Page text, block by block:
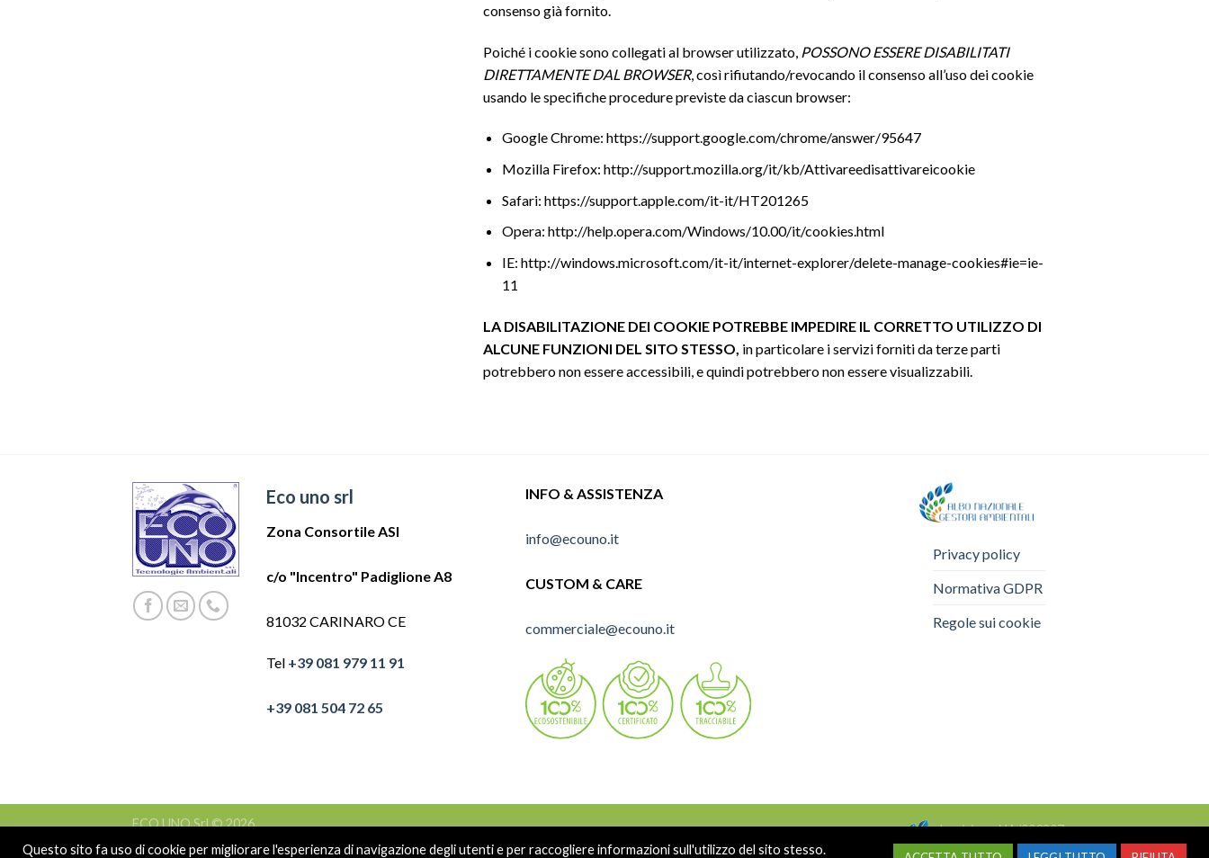
consenso già fornito.
Poiché i cookie sono collegati al browser utilizzato, POSSONO ESSERE DISABILITATI
DIRETTAMENTE DAL BROWSER, così rifiutando/revocando il consenso all’uso dei cookie
usando le specifiche procedure previste da ciascun browser:
Google Chrome: https://support.google.com/chrome/answer/95647
Mozilla Firefox: http://support.mozilla.org/it/kb/Attivareedisattivareicookie
Safari: https://support.apple.com/it-it/HT201265
Opera: http://help.opera.com/Windows/10.00/it/cookies.html
IE: http://windows.microsoft.com/it-it/internet-explorer/delete-manage-cookies#ie=ie-
11
LA DISABILITAZIONE DEI COOKIE POTREBBE IMPEDIRE IL CORRETTO UTILIZZO DI
ALCUNE FUNZIONI DEL SITO STESSO, in particolare i servizi forniti da terze parti
potrebbero non essere accessibili, e quindi potrebbero non essere visualizzabili.
Eco uno srl
Zona Consortile ASI
c/o "Incentro" Padiglione A8
81032 CARINARO CE
Tel +39 081 979 11 91
+39 081 504 72 65
INFO & ASSISTENZA
info@ecouno.it
CUSTOM & CARE
commerciale@ecouno.it
Privacy policy
Normativa GDPR
Regole sui cookie
Iscrizione NA/003907
Albo Nazionale Gestori Ambientali
ECO UNO Srl © 2026
Partita Iva 04532241215 - Tutti i diritti riservati
Questo sito fa uso di cookie per migliorare l'esperienza di navigazione degli utenti e per raccogliere informazioni sull'utilizzo del sito stesso.